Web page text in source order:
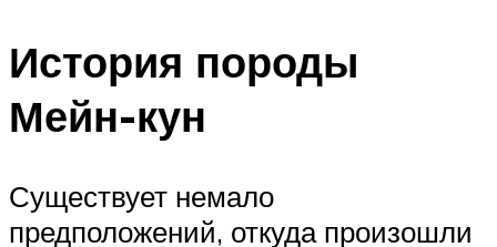
История породы
Мейн-кун
Существует немало
предположений, откуда произошли